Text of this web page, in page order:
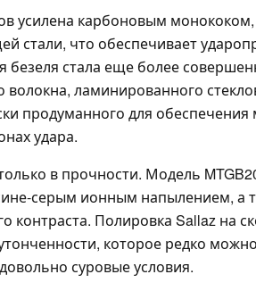
усилена карбоновым
стали, что обеспечивает
безеля стала еще более
волокна, ламинированного
продуманного для
удара.
в прочности. Модель
серым ионным напылением, а
контраста. Полировка Sallaz на
которое редко
суровые условия.